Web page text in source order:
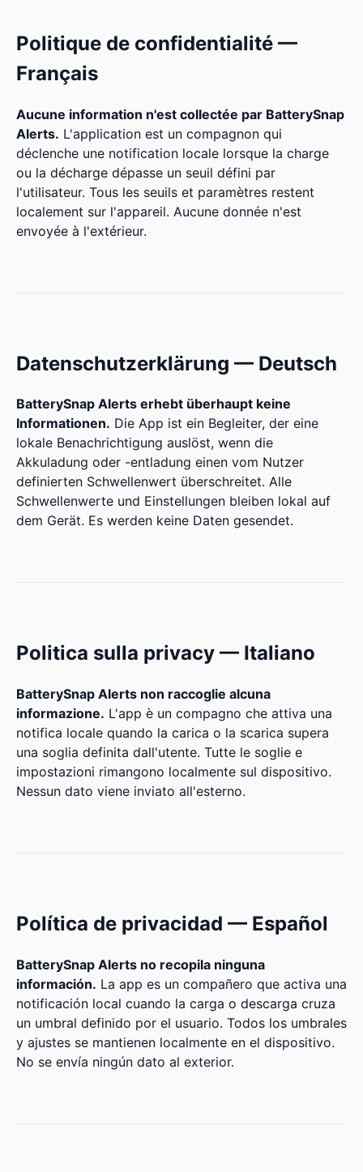
Politique de confidentialité —
Français
Aucune information n'est collectée par BatterySnap
Alerts. L'application est un compagnon qui
déclenche une notification locale lorsque la charge
ou la décharge dépasse un seuil défini par
l'utilisateur. Tous les seuils et paramètres restent
localement sur l'appareil. Aucune donnée n'est
envoyée à l'extérieur.
Datenschutzerklärung — Deutsch
BatterySnap Alerts erhebt überhaupt keine
Informationen. Die App ist ein Begleiter, der eine
lokale Benachrichtigung auslöst, wenn die
Akkuladung oder -entladung einen vom Nutzer
definierten Schwellenwert überschreitet. Alle
Schwellenwerte und Einstellungen bleiben lokal auf
dem Gerät. Es werden keine Daten gesendet.
Politica sulla privacy — Italiano
BatterySnap Alerts non raccoglie alcuna
informazione. L'app è un compagno che attiva una
notifica locale quando la carica o la scarica supera
una soglia definita dall'utente. Tutte le soglie e
impostazioni rimangono localmente sul dispositivo.
Nessun dato viene inviato all'esterno.
Política de privacidad — Español
BatterySnap Alerts no recopila ninguna
información. La app es un compañero que activa una
notificación local cuando la carga o descarga cruza
un umbral definido por el usuario. Todos los umbrales
y ajustes se mantienen localmente en el dispositivo.
No se envía ningún dato al exterior.